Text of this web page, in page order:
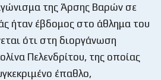
της Άρσης Βαρών σε
ήταν έβδομος στο άθλημα του
ότι στη διοργάνωση
Πελενδρίτου, της οποίας
έπαθλο,